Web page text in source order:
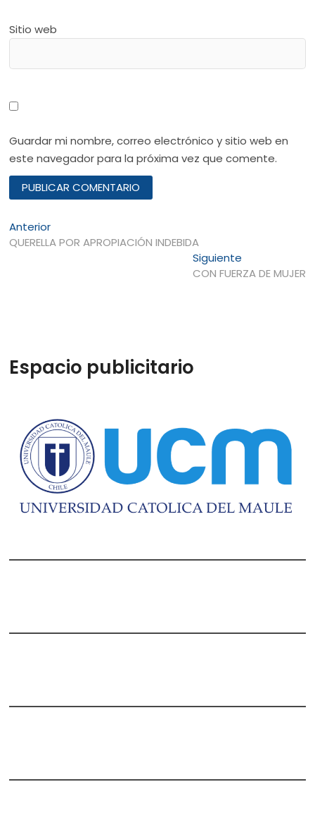
Sitio web
Guardar mi nombre, correo electrónico y sitio web en
este navegador para la próxima vez que comente.
Navegación
de
AnteriorEntrada
anterior:
QUERELLA POR APROPIACIÓN INDEBIDA
SiguienteEntrada
siguiente:
CON FUERZA DE MUJER
Espacio publicitario